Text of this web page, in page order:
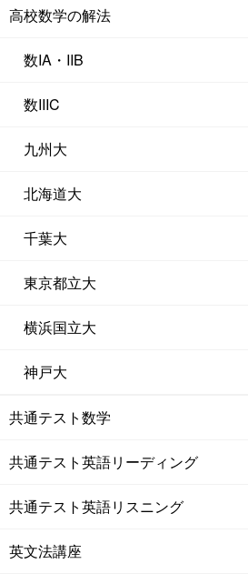
高校数学の解法
数IA・IIB
数IIIC
九州大
北海道大
千葉大
東京都立大
横浜国立大
神戸大
共通テスト数学
共通テスト英語リーディング
共通テスト英語リスニング
英文法講座